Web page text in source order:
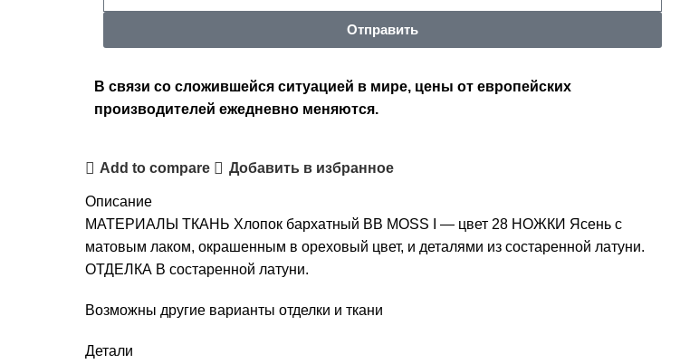
Отправить
В связи со сложившейся ситуацией в мире, цены от европейских
производителей ежедневно меняются.
Add to compare Добавить в избранное
Описание
МАТЕРИАЛЫ ТКАНЬ Хлопок бархатный BB MOSS I — цвет 28 НОЖКИ Ясень с
матовым лаком, окрашенным в ореховый цвет, и деталями из состаренной латуни.
ОТДЕЛКА В состаренной латуни.
Возможны другие варианты отделки и ткани
Детали